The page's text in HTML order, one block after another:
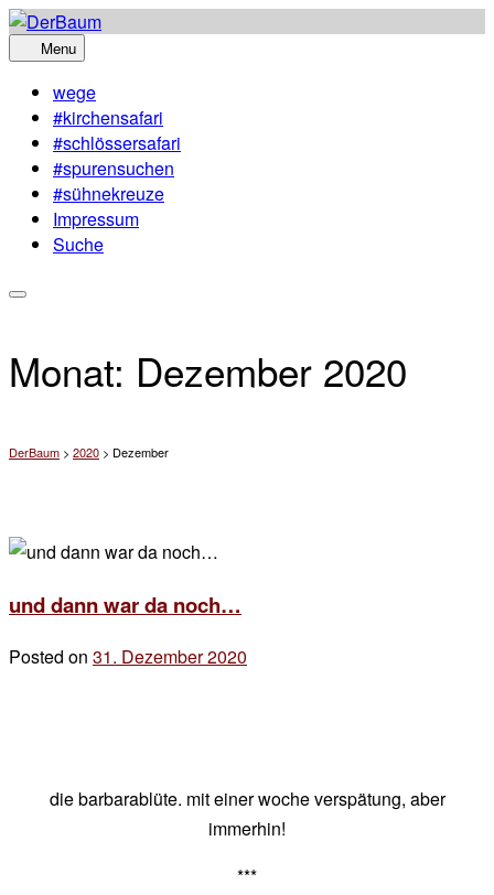
Skip
to
Menu
wege
#kirchensafari
#schlössersafari
#spurensuchen
#sühnekreuze
Impressum
Suche
Monat: Dezember 2020
DerBaum > 2020 > Dezember
und dann war da noch…
Posted on 31. Dezember 2020
die barbarablüte. mit einer woche verspätung, aber
immerhin!
***